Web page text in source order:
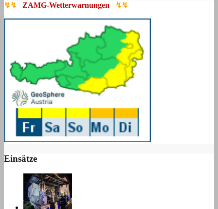
↯↯ ZAMG-Wetterwarnungen ↯↯
Einsätze